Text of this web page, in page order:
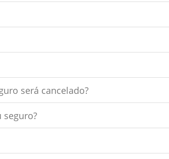
será cancelado?